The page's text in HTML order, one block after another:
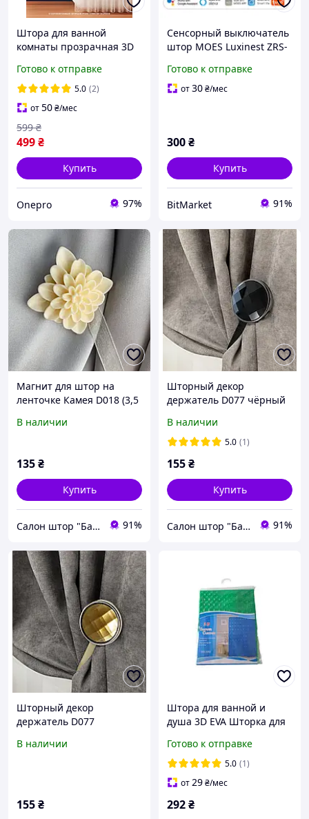
Штора для ванной
комнаты прозрачная 3D
водонепроницаемая
занавеска для душа из
EVA, 12 колец в комплекте
Готово к отправке
5.0 (2)
от50₴/мес
499₴
599 ₴
Купить
Onepro 97%
Сенсорный выключатель
штор MOES Luxinest ZRS-
жалюзи и рулонных штор
умный выключатель
Готово к отправке
от30₴/мес
300₴
Купить
BitMarket 91%
Магнит для штор на
ленточке Камея D018 (3,5
для штор беж
В наличии
135₴
Купить
Салон штор "Барва" 91%
Шторный декор
держатель D077 чёрный
для штор черный
В наличии
5.0 (1)
155₴
Купить
Салон штор "Барва" 91%
Шторный декор
держатель D077
Подхват магнит для штор
В наличии
155₴
Штора для ванной и
душа 3D EVA Шторка для
180*180 cm
Готово к отправке
5.0 (1)
от29₴/мес
292₴